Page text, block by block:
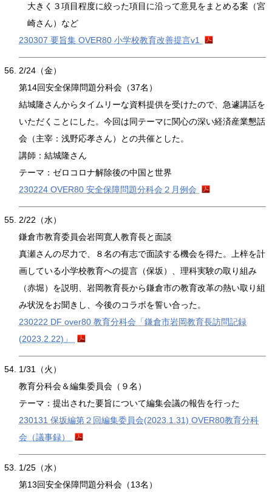
大きく３項目程度に絞った項目に沿って意見をまとめる案（宮
崎さん）など
230307 要旨集 OVER80 小学校教育改善提言v1
2/24（金）
第14回安全保障問題分科会（37名）
結城隆さんからタイムリーな資料提供を受けたので、急遽講話を
いただくことにした。今回は同テーマに関心の深い経済産業懇話
会（主宰：浅野応孝さん）との共催とした。
講師：結城隆さん
テーマ：ゼロコロナ解除後の中国と世界
230224 OVER80 安全保障問題分科会２月例会
2/22（水）
鎌倉市教育委員会岩岡寛人教育長と面談
真瀬さんの尽力で、８名の有志で面談する機会を得た。上梓を計
画している小学校教育への提言（保坂）、理科実験の取り組み
（赤堀）を説明、岩岡教育長から鎌倉市の教育改革の熱い取り組
み状況をお聞きし、今後のコラボを誓い合った。
230222 DF over80 教育分科会「鎌倉市岩岡教育長訪問記録
(2023.2.22)」
1/31（火）
教育分科会＆編集委員会（９名）
テーマ：提出された要旨について編集会議の報告を行った
230131 保坂編第２回編集委員会(2023.1.31) OVER80教育分科
会（議事録）
1/25（水）
第13回安全保障問題分科会（13名）